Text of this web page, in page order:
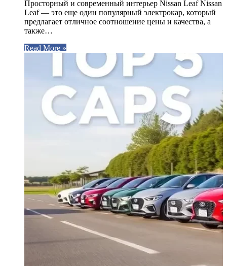
Просторный и современный интерьер Nissan Leaf Nissan
Leaf — это еще один популярный электрокар, который
предлагает отличное соотношение цены и качества, а
также…
Read More »